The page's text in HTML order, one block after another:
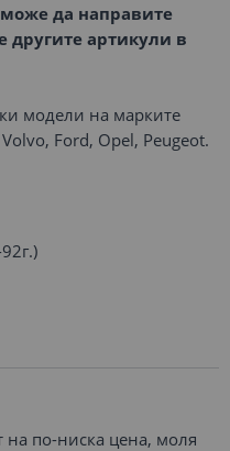
да направите
другите артикули в
модели на марките
Ford, Opel, Peugeot.
на по-ниска цена, моля